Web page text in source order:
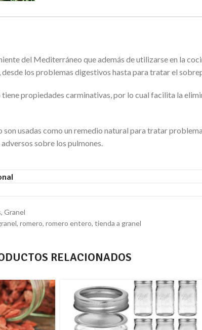
del Mediterráneo que además de utilizarse en la
los problemas digestivos hasta para tratar el
propiedades carminativas, por lo cual facilita la
son usadas como un remedio natural para tratar
sobre los pulmones.
,Granel
,romero,romero entero,tienda a granel
RELACIONADOS